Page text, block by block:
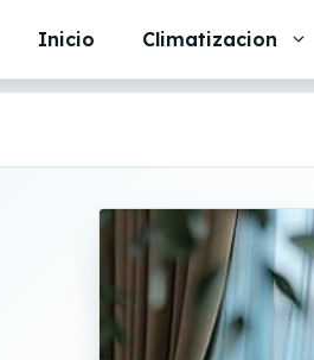
Inicio Climatizacion